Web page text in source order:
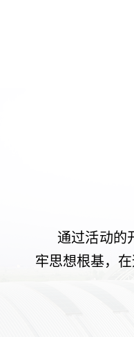
通过活动的
牢思想根基，